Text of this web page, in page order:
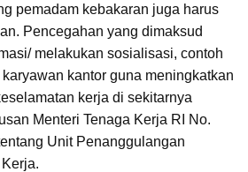
pemadam kebakaran juga harus
Pencegahan yang dimaksud
melakukan sosialisasi, contoh
kantor guna meningkatkan
kerja di sekitarnya
Menteri Tenaga Kerja RI No.
Unit Penanggulangan